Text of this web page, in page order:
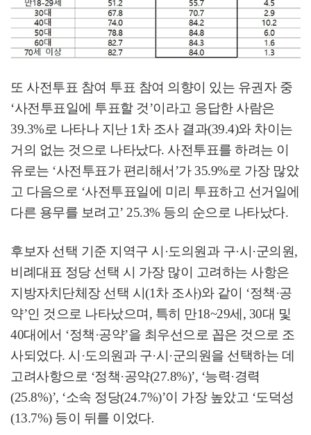
또 사전투표 참여 투표 참여 의향이 있는 유권자 중
‘사전투표일에 투표할 것’이라고 응답한 사람은
39.3%로 나타나 지난 1 차 조사 결과(39.4)와 차이는
거의 없는 것으로 나타났다. 사전투표를 하려는 이
유로는 ‘사전투표가 편리해서’가 35.9%로 가장 많았
고 다음으로 ‘사전투표일에 미리 투표하고 선거일에
다른 용무를 보려고’ 25.3% 등의 순으로 나타났다.
후보자 선택 기준 지역구 시 ·도의원과 구·시·군의원,
비례대표 정당 선택 시 가장 많이 고려하는 사항은
지방자치단체장 선택 시(1차 조사)와 같이 ‘정책·공
약’인 것으로 나타났으며, 특히 만18~29세, 30대 및
40대에서 ‘정책·공약’을 최우선으로 꼽은 것으로 조
사되었다. 시 ·도의원과 구·시·군의원을 선택하는 데
고려사항으로 ‘정책·공약(27.8%)’, ‘능력·경력
(25.8%)’, ‘소속 정당(24.7%)’이 가장 높았고 ‘도덕성
(13.7%) 등이 뒤를 이었다.